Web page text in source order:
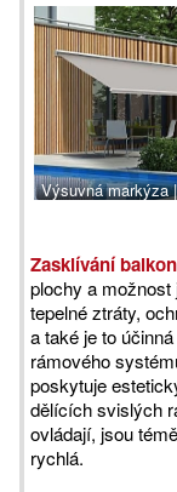
Výsuvná markýza
Zasklívání
plochy a
tepelné ztráty,
a také je to
rámového
poskytuje
dělících svislých
ovládají, jsou
rychlá.